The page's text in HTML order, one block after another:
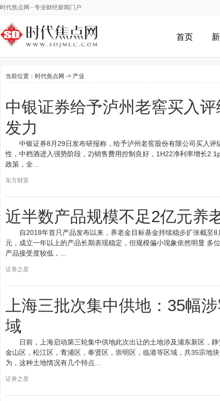
时代焦点网 - 专业财经新闻门户
首页
当前位置： 时代焦点网 -> 产业
中银证券给予泸州老窖买入
发力
中银证券8月29日发布研报称，给予泸州老窖股份有限公司买入
性，中档酒进入强势阶段，2)销售费用控制良好，1H22净利率增长
政策，全...
东方财富
近半数产品规模不足2亿元养
自2018年首只产品发布以来，养老金目标基金持续稳步扩张截至
元，成立一年以上的产品长期表现稳定，但规模偏小现象依然明显 多
产品接受度较低，...
证券之星
上海三批次集中供地：35幅
域
日前，上海启动第三轮集中供地此次出让的土地涉及浦东新区，
金山区，松江区，青浦区，奉贤区，崇明区，临港等区域，共35宗地
为，这种土地情况有几个特点...
证券之星